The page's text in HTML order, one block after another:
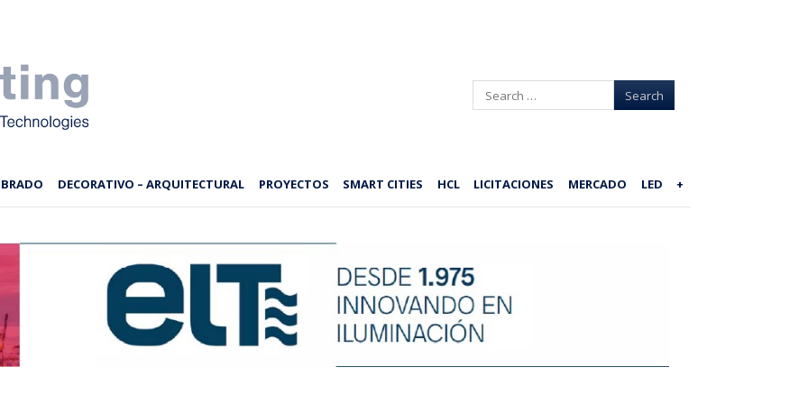
Search
DECORATIVO – ARQUITECTURAL PROYECTOS SMART CITIES HCL LICITACIONES MERCADO LED +